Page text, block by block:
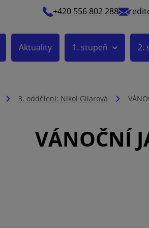
+420 556 802 288
Aktuality 1. stupeň 2.
3. oddělení: Nikol Gilarová
VÁNOČNÍ